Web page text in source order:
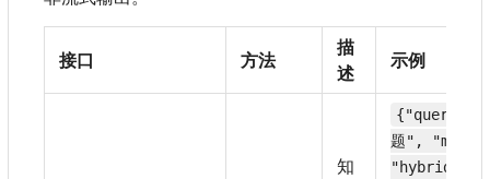
接口 方法
描
述
示例
知
{"query":
题",
"hybrid",